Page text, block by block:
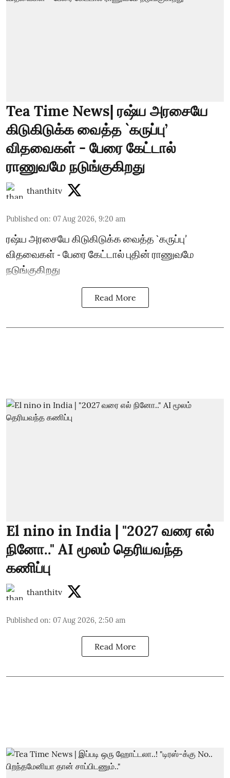
Tea Time News| ரஷ்ய அரசையே
கிடுகிடுக்க வைத்த `கருப்பு’
விதவைகள் - பேரை கேட்டால்
ராணுவமே நடுங்குகிறது
thanthitv
Published on: 07 Aug 2026, 9:20 am
ரஷ்ய அரசையே கிடுகிடுக்க வைத்த `கருப்பு’
விதவைகள் - பேரை கேட்டால் புதின் ராணுவமே
நடுங்குகிறது
Read More
El nino in India | "2027 வரை எல்
நினோ.." AI மூலம் தெரியவந்த
கணிப்பு
thanthitv
Published on: 07 Aug 2026, 2:50 am
Read More